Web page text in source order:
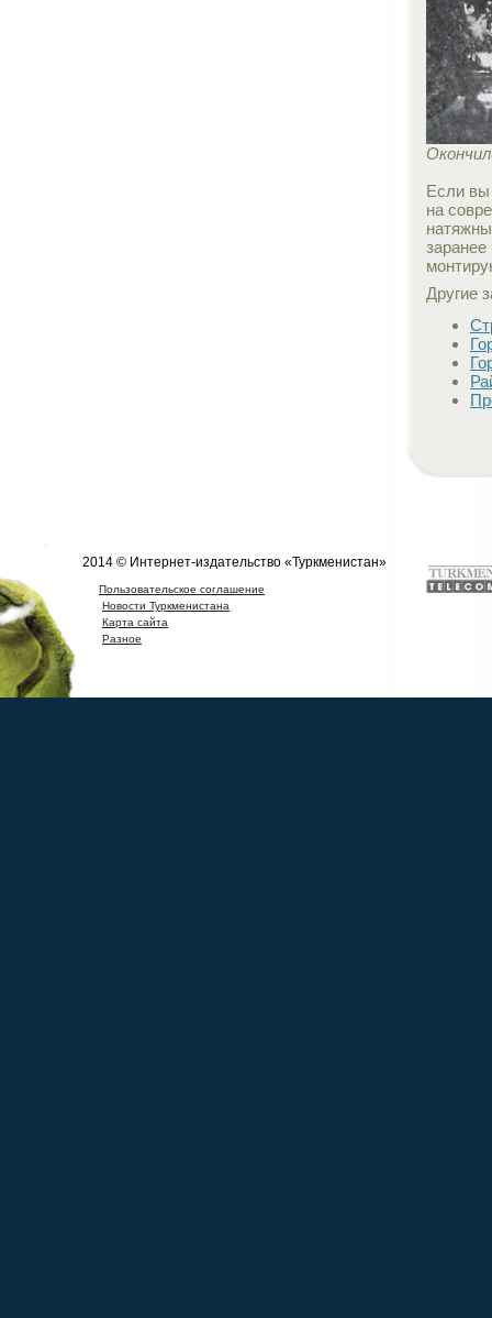
Если вы
на
заранее
Другие
2014 © Интернет-издательство «Туркменистан»
Пользовательское соглашение
Новости Туркменистана
Карта сайта
Разное